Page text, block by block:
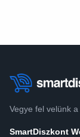
Vegye fel velünk
SmartDiszkont